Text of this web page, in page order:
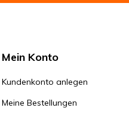
Mein Konto
Kundenkonto anlegen
Meine Bestellungen